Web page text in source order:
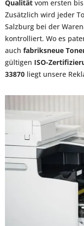
Qualität vom ersten
Zusätzlich wird jeder
Salzburg bei der
kontrolliert. Wo es
auch fabriksneue
gültigen ISO-
33870 liegt unsere